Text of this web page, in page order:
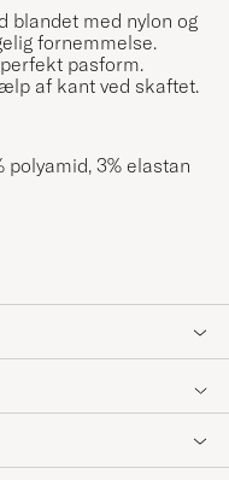
blandet med nylon og
fornemmelse.
pasform.
af kant ved skaftet.
polyamid, 3% elastan
med hull